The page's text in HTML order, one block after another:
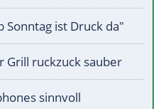
Sonntag ist Druck da"
Grill ruckzuck sauber
sinnvoll